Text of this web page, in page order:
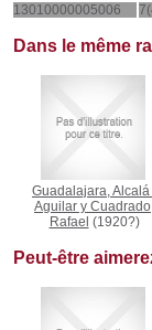
13010000005006
Dans le même
Guadalajara, Alcalá
Aguilar y
Rafael (1920?)
Peut-être